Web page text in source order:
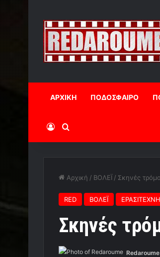
ΑΡΧΙΚΗ ΠΟΔΟΣΦΑΙΡΟ
Log InΑναζήτηση
Αρχική / ΒΟΛΕΪ / Σκηνές
RED ΒΟΛΕΪ
Σκηνές
Redaroume